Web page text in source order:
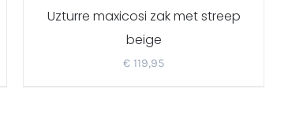
Uzturre maxicosi zak met streep
beige
€ 119,95